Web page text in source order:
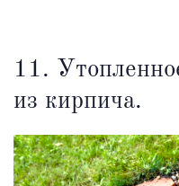
11.
из кирпича.